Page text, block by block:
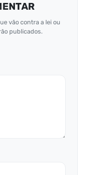
vão contra a lei ou
publicados.